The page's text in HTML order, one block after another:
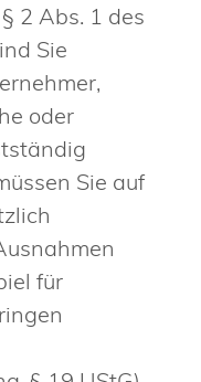
2 Abs. 1 des
Sie
oder
Sie auf
für